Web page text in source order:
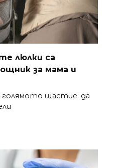
люлки са
за мама и
голямото щастие: да